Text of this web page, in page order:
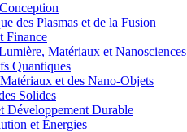
des Plasmas et de la Fusion
Finance
Matériaux et Nanosciences
Quantiques
et des Nano-Objets
Solides
Durable
et Énergies